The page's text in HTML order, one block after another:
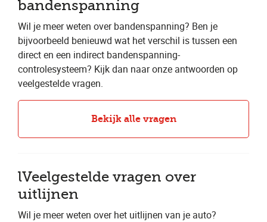
bandenspanning
Wil je meer weten over bandenspanning? Ben je
bijvoorbeeld benieuwd wat het verschil is tussen een
direct en een indirect bandenspanning-
controlesysteem? Kijk dan naar onze antwoorden op
veelgestelde vragen.
Bekijk alle vragen
lVeelgestelde vragen over
uitlijnen
Wil je meer weten over het uitlijnen van je auto?